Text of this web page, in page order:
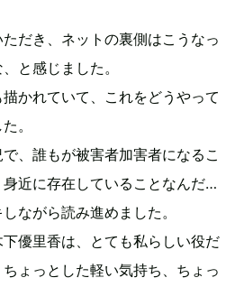
だき、ネットの裏側はこうなっ
と感じました。
かれていて、これをどうやって
。
、誰もが被害者加害者になるこ
近に存在していることなんだ…
ながら読み進めました。
優里香は、とても私らしい役だ
ょっとした軽い気持ち、ちょっ